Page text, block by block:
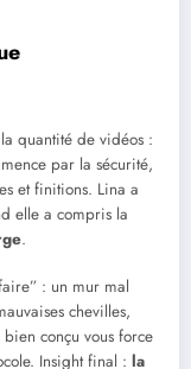
quantité de vidéos :
par la sécurité,
et finitions. Lina a
elle a compris la
.
: un mur mal
chevilles,
conçu vous force
Insight final : la